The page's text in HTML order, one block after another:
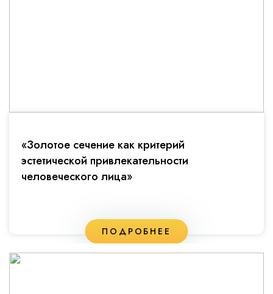
«Золотое сечение как критерий
эстетической привлекательности
человеческого лица»
ПОДРОБНЕЕ